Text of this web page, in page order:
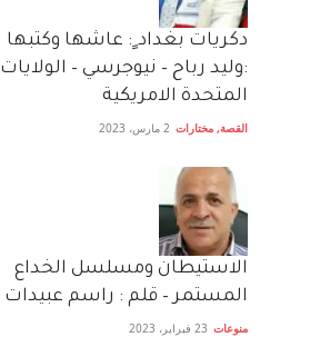
دكريات بغداد ٍ: عاشها وكتبها
:وليد رباح – نيوجرسي – الولايات
المتحدة الامريكية
القصة, مختارات 2 مارس، 2023
الاستيطان ومسلسل الخداع
المستمر – قلم : راسم عبيدات
منوعات 23 فبراير، 2023